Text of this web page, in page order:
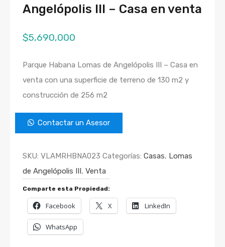
Angelópolis III – Casa en venta
$5,690,000
Parque Habana Lomas de Angelópolis III – Casa en
venta con una superficie de terreno de 130 m2 y
construcción de 256 m2
Contactar un Asesor
SKU: VLAMRHBNA023 Categorías: Casas, Lomas
de Angelópolis III, Venta
Comparte esta Propiedad:
Facebook X LinkedIn
WhatsApp